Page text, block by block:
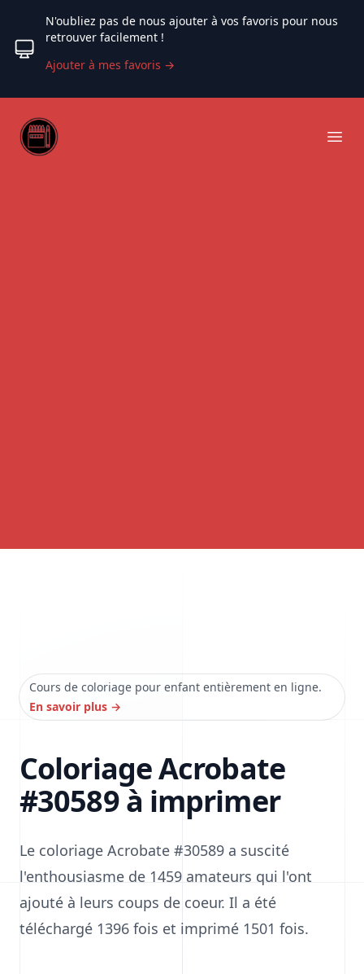
N'oubliez pas de nous ajouter à vos favoris pour nous
retrouver facilement !
Ajouter à mes favoris →
Web coloriage
Cours de coloriage pour enfant entièrement en ligne.
En savoir plus →
Coloriage Acrobate
#30589 à imprimer
Le coloriage Acrobate #30589 a suscité
l'enthousiasme de 1459 amateurs qui l'ont
ajouté à leurs coups de coeur. Il a été
téléchargé 1396 fois et imprimé 1501 fois.